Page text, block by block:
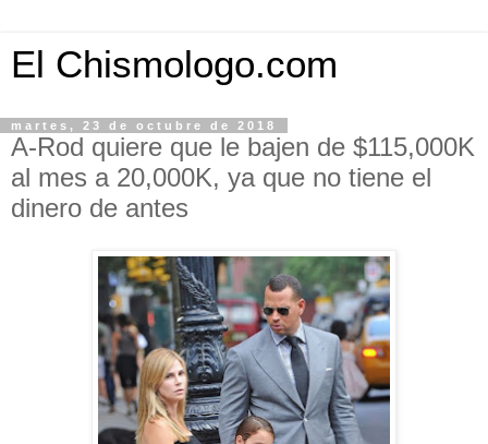
El Chismologo.com
martes, 23 de octubre de 2018
A-Rod quiere que le bajen de $115,000K
al mes a 20,000K, ya que no tiene el
dinero de antes